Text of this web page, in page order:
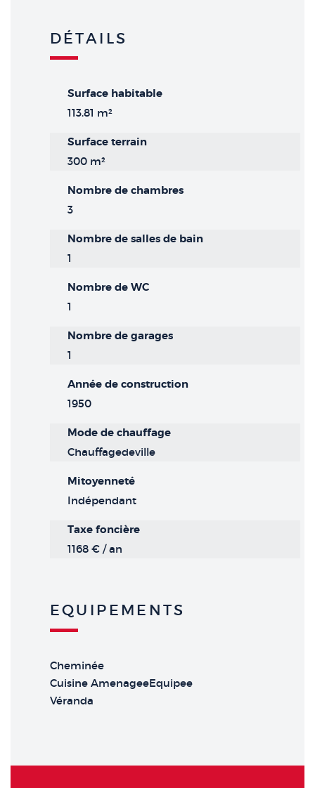
DÉTAILS
Surface habitable
113.81 m²
Surface terrain
300 m²
Nombre de chambres
3
Nombre de salles de bain
1
Nombre de WC
1
Nombre de garages
1
Année de construction
1950
Mode de chauffage
Chauffagedeville
Mitoyenneté
Indépendant
Taxe foncière
1168 € / an
EQUIPEMENTS
Cheminée
Cuisine AmenageeEquipee
Véranda